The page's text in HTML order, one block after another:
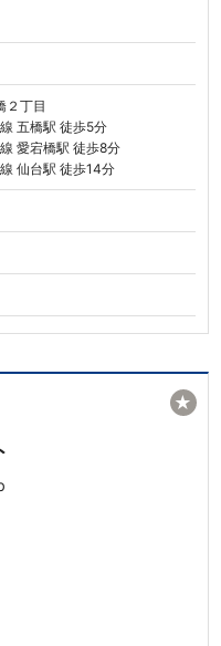
２丁目
五橋駅 徒歩5分
愛宕橋駅 徒歩8分
仙台駅 徒歩14分
★